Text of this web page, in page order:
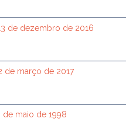
de dezembro de 2016
de março de 2017
de maio de 1998